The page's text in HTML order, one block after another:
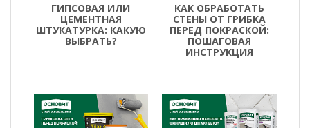
ГИПСОВАЯ ИЛИ
ЦЕМЕНТНАЯ
ШТУКАТУРКА: КАКУЮ
ВЫБРАТЬ?
КАК ОБРАБОТАТЬ
СТЕНЫ ОТ ГРИБКА
ПЕРЕД ПОКРАСКОЙ:
ПОШАГОВАЯ
ИНСТРУКЦИЯ